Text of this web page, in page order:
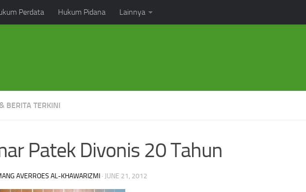
Perdata Hukum Pidana Lainnya
BERITA TERKINI
Patek Divonis 20 Tahun
AVERROES AL-KHAWARIZMI · JUNE 21, 2012